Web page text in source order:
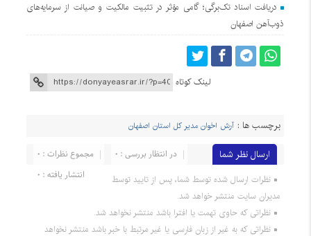
دریافت اسناد تک‌برگی؛ گامی مؤثر در تثبیت مالکیت و صیانت از سرمایه‌های
ذوب‌آهن اصفهان
لینک کوتاه
برچسب ها : آرش اخوان مدير كل استان اصفهان
ارسال نظر شما مجموع نظرات : 0
در انتظار بررسی : 0
انتشار یافته : 0
نظرات ارسال شده توسط شما، پس از تایید توسط
مدیران سایت منتشر خواهد شد.
نظراتی که حاوی تهمت یا افترا باشد منتشر نخواهد شد.
نظراتی که به غیر از زبان فارسی یا غیر مرتبط با خبر باشد منتشر نخواهد